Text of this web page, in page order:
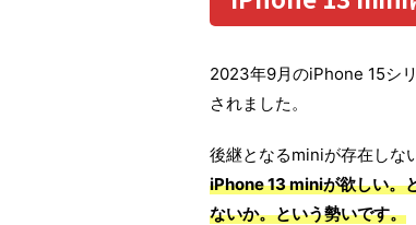
2023年9月のiPhone 15シ
されました。
後継となるminiが存在しな
iPhone 13 miniが欲しい。
ないか。という勢いです。